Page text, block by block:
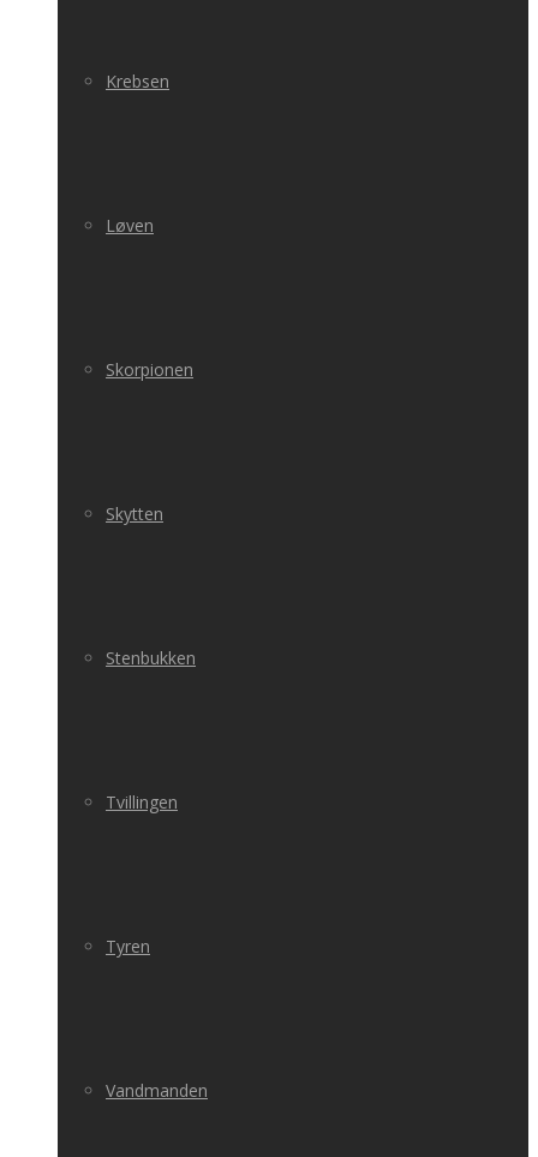
Krebsen
Løven
Skorpionen
Skytten
Stenbukken
Tvillingen
Tyren
Vandmanden